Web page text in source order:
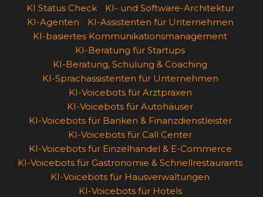
KI Status Check
KI- und Software-Architektur
KI-Agenten
KI-Assistenten für Unternehmen
KI-basiertes Kommunikationsmanagement
KI-Beratung für Startups
KI-Beratung, Schulung & Coaching
KI-Sprachassistenten für Unternehmen
KI-Voicebots für Arztpraxen
KI-Voicebots für Autohäuser
KI-Voicebots für Banken & Finanzdienstleister
KI-Voicebots für Call Center
KI-Voicebots für Einzelhandel & E-Commerce
KI-Voicebots für Gastronomie & Schnellrestaurants
KI-Voicebots für Hausverwaltungen
KI-Voicebots für Hotels